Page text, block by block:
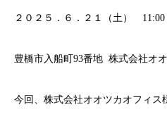
２０２５．６．２１（土）
豊橋市入船町93番地 株式会社オ
今回、株式会社オオツカオフィス